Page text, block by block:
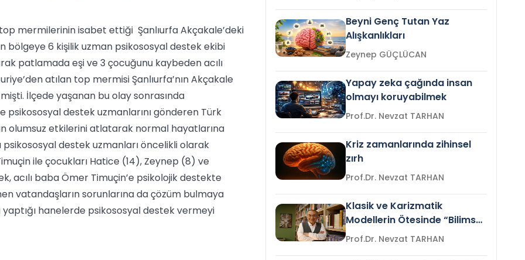
top mermilerinin isabet ettiği Şanlıurfa Akçakale’deki
bölgeye 6 kişilik uzman psikososyal destek ekibi
patlamada eşi ve 3 çocuğunu kaybeden acılı
atılan top mermisi Şanlıurfa’nın Akçakale
İlçede yaşanan bu olay sonrasında
psikososyal destek uzmanlarını gönderen Türk
olumsuz etkilerini atlatarak normal hayatlarına
psikososyal destek uzmanları öncelikli olarak
ile çocukları Hatice (14), Zeynep (8) ve
acılı baba Ömer Timuçin’e psikolojik destekte
vatandaşların sorunlarına da çözüm bulmaya
hanelerde psikososyal destek vermeyi
Beyni Genç Tutan Yaz
Alışkanlıkları
Zeynep GÜÇLÜCAN
Yapay zeka çağında insan
olmayı koruyabilmek
Prof.Dr. Nevzat TARHAN
Kriz zamanlarında zihinsel
zırh
Prof.Dr. Nevzat TARHAN
Klasik ve Karizmatik
Modellerin Ötesinde “Bilimsel
Liderlik”
Prof.Dr. Nevzat TARHAN